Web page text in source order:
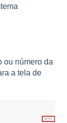
ou número da
a tela de